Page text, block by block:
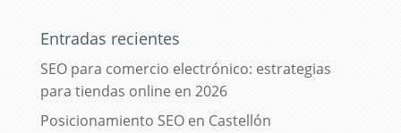
Entradas recientes
SEO para comercio electrónico: estrategias
para tiendas online en 2026
Posicionamiento SEO en Castellón